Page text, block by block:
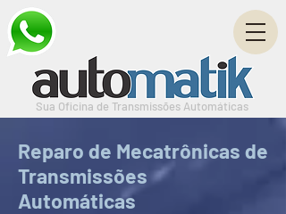
Sua Oficina de Transmissões Automáticas
Reparo de Mecatrônicas de
Transmissões
Automáticas